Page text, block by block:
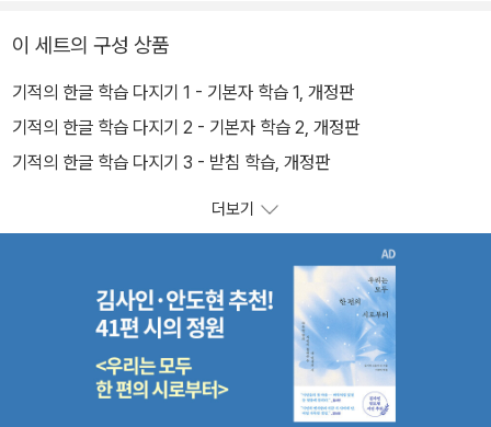
이 세트의 구성 상품
기적의 한글 학습 다지기 1 - 기본자 학습 1, 개정판
기적의 한글 학습 다지기 2 - 기본자 학습 2, 개정판
기적의 한글 학습 다지기 3 - 받침 학습, 개정판
더보기